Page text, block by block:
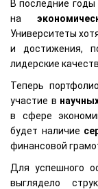
В последние
на
Университеты
и достижения,
лидерские
Теперь
участие в
в сфере
будет наличие
финансовой
Для успешного
выглядело